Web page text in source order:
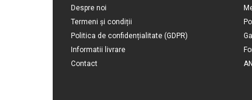
Despre noi
Termeni și condiții
Politica de confidențialitate (GDPR)
Informatii livrare
Contact